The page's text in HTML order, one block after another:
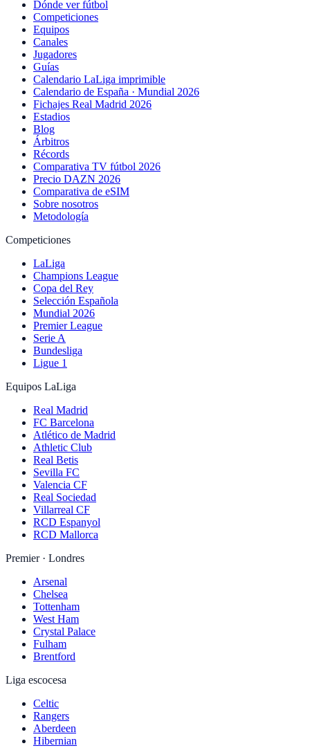
Dónde ver fútbol
Competiciones
Equipos
Canales
Jugadores
Guías
Calendario LaLiga imprimible
Calendario de España · Mundial 2026
Fichajes Real Madrid 2026
Estadios
Blog
Árbitros
Récords
Comparativa TV fútbol 2026
Precio DAZN 2026
Comparativa de eSIM
Sobre nosotros
Metodología
Competiciones
LaLiga
Champions League
Copa del Rey
Selección Española
Mundial 2026
Premier League
Serie A
Bundesliga
Ligue 1
Equipos LaLiga
Real Madrid
FC Barcelona
Atlético de Madrid
Athletic Club
Real Betis
Sevilla FC
Valencia CF
Real Sociedad
Villarreal CF
RCD Espanyol
RCD Mallorca
Premier · Londres
Arsenal
Chelsea
Tottenham
West Ham
Crystal Palace
Fulham
Brentford
Liga escocesa
Celtic
Rangers
Aberdeen
Hibernian